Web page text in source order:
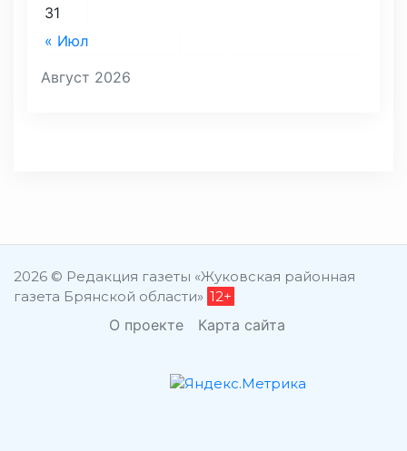
Август 2026
« Июл
31
2026 © Редакция газеты «Жуковская районная
газета Брянской области» 12+
О проекте Карта сайта